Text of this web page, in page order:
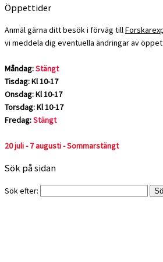
Öppettider
Anmäl gärna ditt besök i förväg till
vi meddela dig eventuella ändringar av
Måndag:Stängt
Tisdag: Kl 10-17
Onsdag: Kl 10-17
Torsdag: Kl 10-17
Fredag:Stängt
20 juli - 7 augusti - Sommarstängt
Sök på sidan
Sök efter: